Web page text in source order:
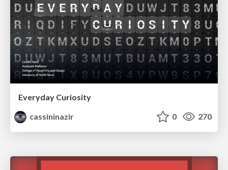
Everyday Curiosity
cassininazir
0 270